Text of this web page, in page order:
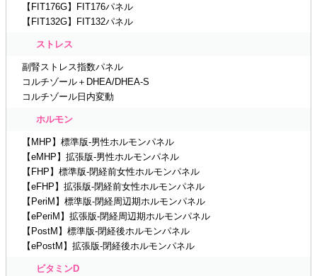
【FIT176G】FIT176パネル
【FIT132G】FIT132パネル
ストレス
副腎ストレス指数パネル
コルチゾール＋DHEA/DHEA-S
コルチゾール日内変動
ホルモン
【MHP】標準版-男性ホルモンパネル
【eMHP】拡張版-男性ホルモンパネル
【FHP】標準版-閉経前女性ホルモンパネル
【eFHP】拡張版-閉経前女性ホルモンパネル
【PeriM】標準版-閉経周辺期ホルモンパネル
【ePeriM】拡張版-閉経周辺期ホルモンパネル
【PostM】標準版-閉経後ホルモンパネル
【ePostM】拡張版-閉経後ホルモンパネル
ビタミンD